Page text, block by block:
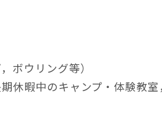
ボウリング等）
休暇中のキャンプ・体験教